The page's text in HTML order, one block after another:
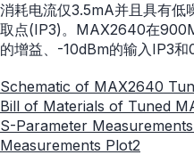
消耗电流仅3.5mA并且具有低
取点(IP3)。MAX2640在
的增益、-10dBm的输入IP3和
Schematic of MAX2640
Bill of Materials of Tuned
S-Parameter
Measurements Plot2